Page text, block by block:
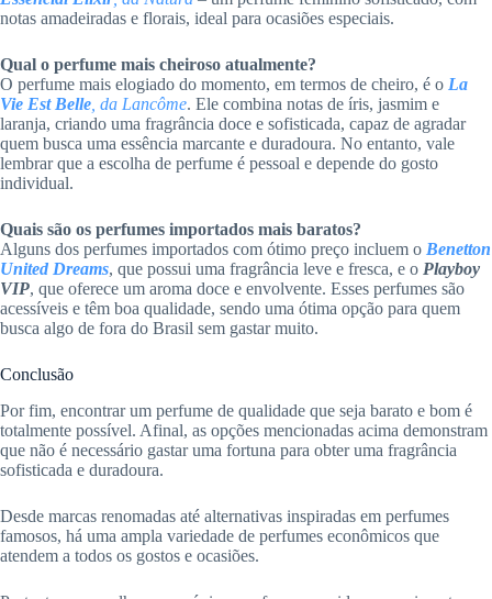
notas amadeiradas e florais, ideal para ocasiões especiais.
Qual o perfume mais cheiroso atualmente?
O perfume mais elogiado do momento, em termos de cheiro, é o La
Vie Est Belle , da Lancôme. Ele combina notas de íris, jasmim e
laranja, criando uma fragrância doce e sofisticada, capaz de agradar
quem busca uma essência marcante e duradoura. No entanto, vale
lembrar que a escolha de perfume é pessoal e depende do gosto
individual.
Quais são os perfumes importados mais baratos?
Alguns dos perfumes importados com ótimo preço incluem o Benetton
United Dreams, que possui uma fragrância leve e fresca, e o Playboy
VIP, que oferece um aroma doce e envolvente. Esses perfumes são
acessíveis e têm boa qualidade, sendo uma ótima opção para quem
busca algo de fora do Brasil sem gastar muito.
Conclusão
Por fim, encontrar um perfume de qualidade que seja barato e bom é
totalmente possível. Afinal, as opções mencionadas acima demonstram
que não é necessário gastar uma fortuna para obter uma fragrância
sofisticada e duradoura.
Desde marcas renomadas até alternativas inspiradas em perfumes
famosos, há uma ampla variedade de perfumes econômicos que
atendem a todos os gostos e ocasiões.